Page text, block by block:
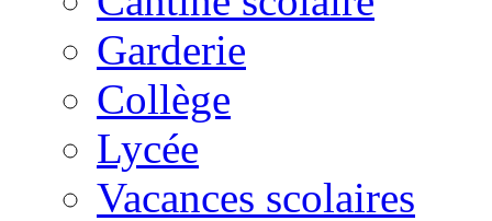
Garderie
Collège
Lycée
Vacances scolaires